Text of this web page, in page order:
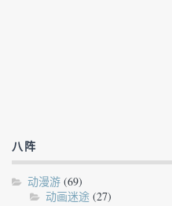
八阵
动漫游 (69)
动画迷途 (27)